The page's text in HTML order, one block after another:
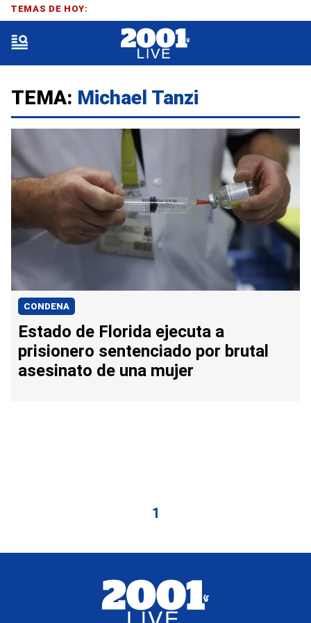
TEMA: Michael Tanzi
CONDENA
Estado de Florida ejecuta a
prisionero sentenciado por brutal
asesinato de una mujer
1
TEMAS DE HOY: